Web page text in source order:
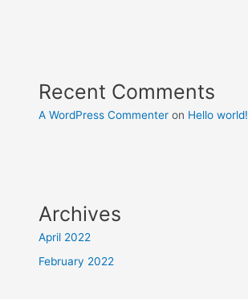
Recent Comments
A WordPress Commenter on Hello world!
Archives
April 2022
February 2022